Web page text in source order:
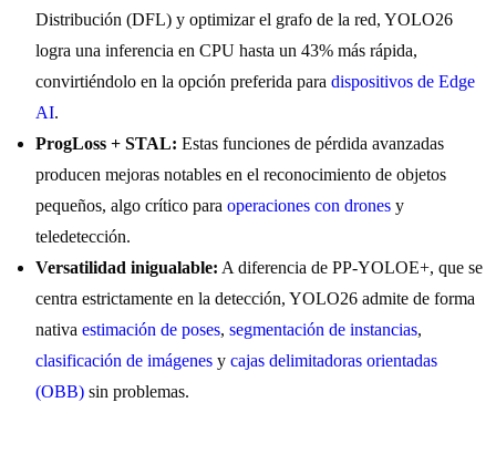
Distribución (DFL) y optimizar el grafo de la red, YOLO26
logra una inferencia en CPU hasta un 43% más rápida,
convirtiéndolo en la opción preferida para dispositivos de Edge
AI.
ProgLoss + STAL: Estas funciones de pérdida avanzadas
producen mejoras notables en el reconocimiento de objetos
pequeños, algo crítico para operaciones con drones y
teledetección.
Versatilidad inigualable: A diferencia de PP-YOLOE+, que se
centra estrictamente en la detección, YOLO26 admite de forma
nativa estimación de poses, segmentación de instancias,
clasificación de imágenes y cajas delimitadoras orientadas
(OBB) sin problemas.